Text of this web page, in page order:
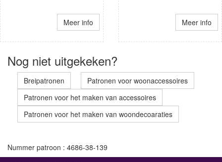
Meer info Meer info
Nog niet uitgekeken?
Breipatronen
Patronen voor woonaccessoires
Patronen voor het maken van accessoires
Patronen voor het maken van woondecoaraties
Nummer patroon : 4686-38-139